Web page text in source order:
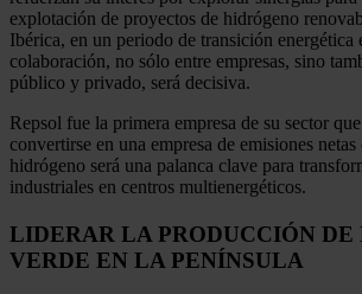
explotación de proyectos de hidrógeno
Ibérica, en un periodo de transición energética
colaboración, no sólo entre empresas, sino
público y privado, será decisiva.
Repsol fue la primera empresa de su sector
convertirse en una empresa de emisiones
hidrógeno será una palanca clave para
industriales en centros multienergéticos.
LIDERAR LA PRODUCCIÓN DE
VERDE EN LA PENÍNSULA